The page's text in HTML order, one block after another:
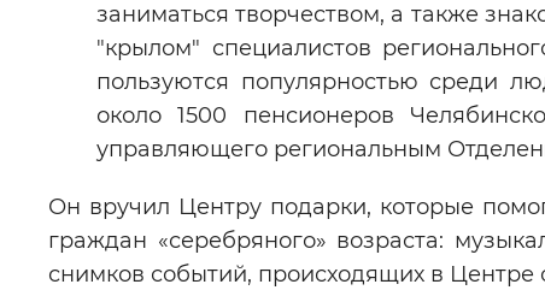
заниматься творчеством, а также
"крылом" специалистов
пользуются популярностью среди
около 1500 пенсионеров
управляющего региональным
Он вручил Центру подарки, которые
граждан «серебряного» возраста:
снимков событий, происходящих в Центре